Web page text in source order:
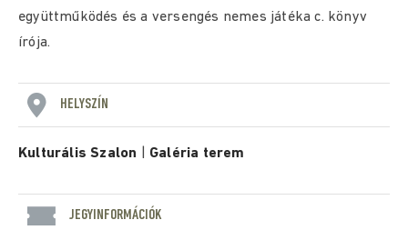
együttműködés és a versengés nemes játéka c. könyv
írója.
HELYSZÍN
Kulturális Szalon Galéria terem
JEGYINFORMÁCIÓK